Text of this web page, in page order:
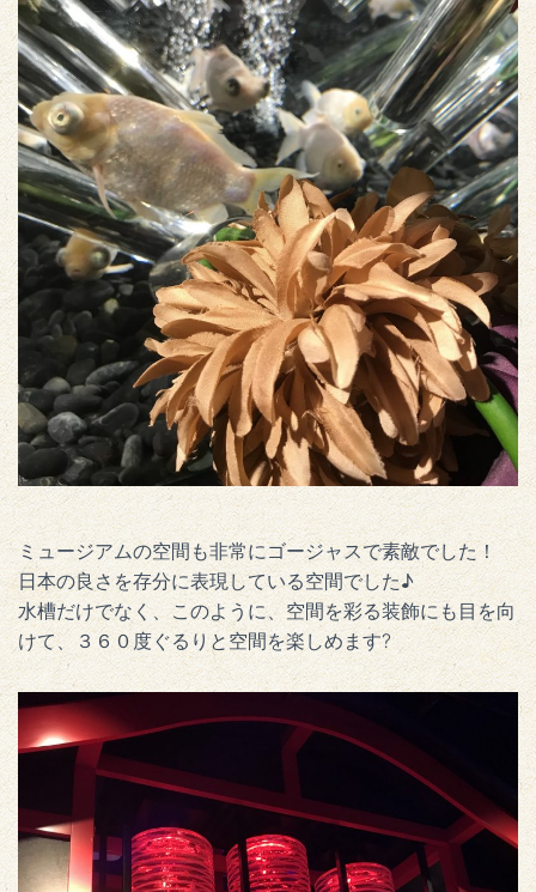
ミュージアムの空間も非常にゴージャスで素敵でした！
日本の良さを存分に表現している空間でした♪
水槽だけでなく、このように、空間を彩る装飾にも目を向
けて、３６０度ぐるりと空間を楽しめます?